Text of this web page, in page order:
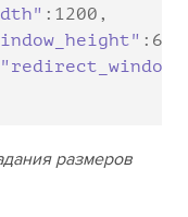
размеров
: 1200 ,
: 600